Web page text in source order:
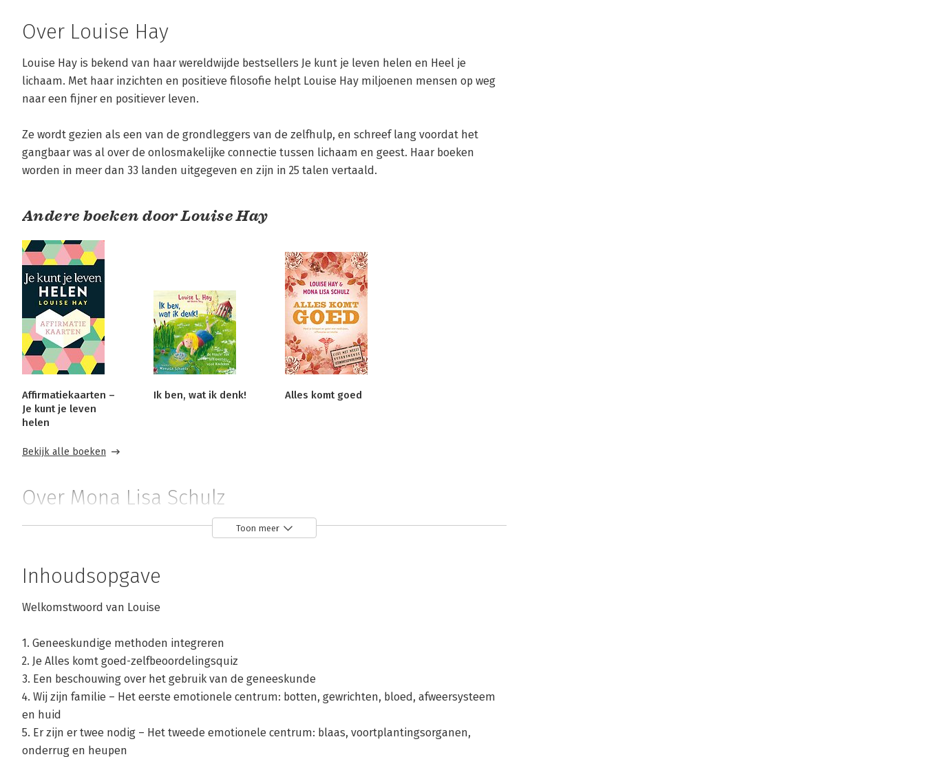
Over Louise Hay
Louise Hay is bekend van haar wereldwijde bestsellers Je kunt je leven helen en Heel je
lichaam. Met haar inzichten en positieve filosofie helpt Louise Hay miljoenen mensen op weg
naar een fijner en positiever leven.
Ze wordt gezien als een van de grondleggers van de zelfhulp, en schreef lang voordat het
gangbaar was al over de onlosmakelijke connectie tussen lichaam en geest. Haar boeken
worden in meer dan 33 landen uitgegeven en zijn in 25 talen vertaald.
Andere boeken door Louise Hay
Affirmatiekaarten –
Je kunt je leven
helen
Ik ben, wat ik denk! Alles komt goed
Bekijk alle boeken
Over Mona Lisa Schulz
Mona Lisa Schulz doceert psychiatrie aan verschillende universiteiten in de VS.
Andere boeken door Mona Lisa Schulz
Bekijk alle boeken
Toon meer
Inhoudsopgave
Welkomstwoord van Louise
1. Geneeskundige methoden integreren
2. Je Alles komt goed-zelfbeoordelingsquiz
3. Een beschouwing over het gebruik van de geneeskunde
4. Wij zijn familie – Het eerste emotionele centrum: botten, gewrichten, bloed, afweersysteem
en huid
5. Er zijn er twee nodig – Het tweede emotionele centrum: blaas, voortplantingsorganen,
onderrug en heupen